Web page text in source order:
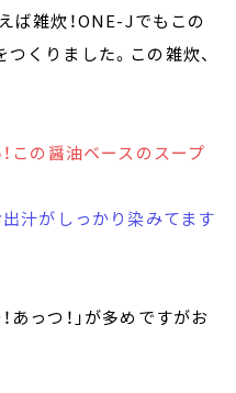
ば雑炊！ONE-Jでもこの
くりました。この雑炊、
この醤油ベースのスープ
出汁がしっかり染みてます
あっつ！」が多めですがお